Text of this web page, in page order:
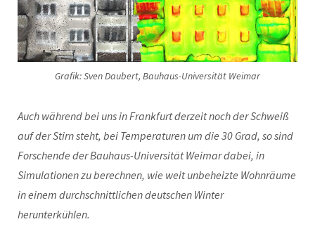
Grafik: Sven Daubert, Bauhaus-Universität Weimar
Auch während bei uns in Frankfurt derzeit noch der Schweiß
auf der Stirn steht, bei Temperaturen um die 30 Grad, so sind
Forschende der Bauhaus-Universität Weimar dabei, in
Simulationen zu berechnen, wie weit unbeheizte Wohnräume
in einem durchschnittlichen deutschen Winter
herunterkühlen.